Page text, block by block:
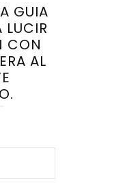
GUIA
LUCIR
CON
AL